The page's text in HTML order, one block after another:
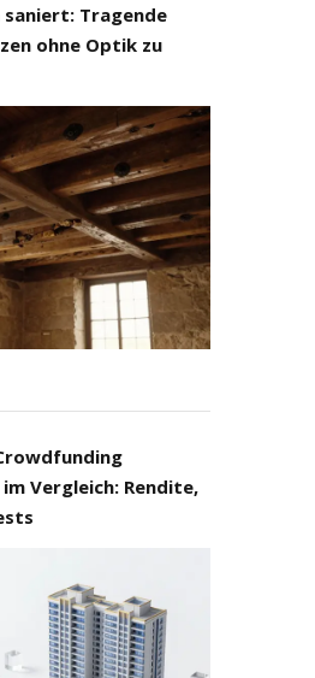
saniert: Tragende
ohne Optik zu
Vergleich: Rendite,